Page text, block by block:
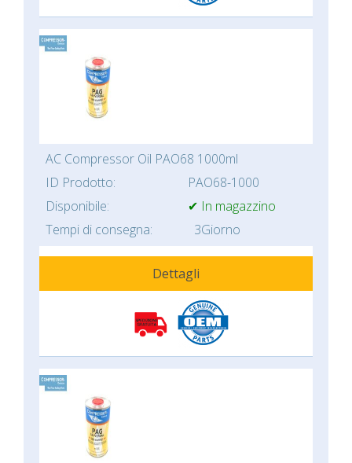
AC Compressor Oil PAO68 1000ml
ID Prodotto:
PAO68-1000
Disponibile:
✔ In magazzino
Tempi di consegna:
3Giorno
Dettagli